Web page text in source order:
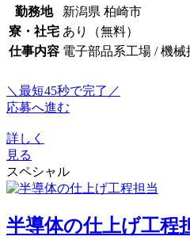
勤務地
新潟県 柏崎市
寮・社宅 あり（無料）
仕事内容 電子部品系工場 / 機
＼最短45秒で完了／
応募へ進む
詳しく
見る
スペシャル
半導体の仕上げ工程